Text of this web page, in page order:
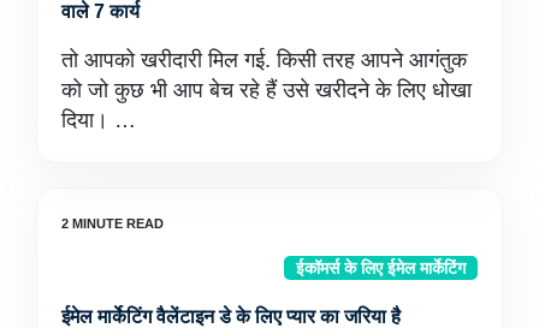
वाले 7 कार्य
तो आपको खरीदारी मिल गई. किसी तरह आपने आगंतुक
को जो कुछ भी आप बेच रहे हैं उसे खरीदने के लिए धोखा
दिया। …
ईकॉमर्स के लिए ईमेल मार्केटिंग
ईमेल मार्केटिंग वैलेंटाइन डे के लिए प्यार का जरिया है